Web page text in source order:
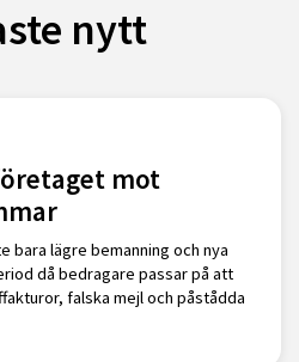
nytt
mot
bara lägre bemanning och nya
då bedragare passar på att
falska mejl och påstådda